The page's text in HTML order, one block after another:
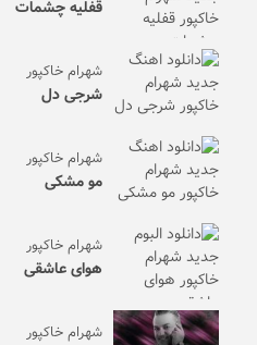
قفلیه چشمات
شهرام خاکپور
شرجی دل
شهرام خاکپور
مو مشکی
شهرام خاکپور
هوای عاشقی
شهرام خاکپور